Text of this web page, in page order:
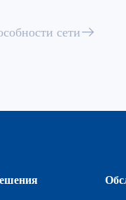
сети